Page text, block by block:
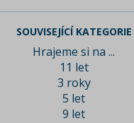
SOUVISEJÍCÍ KATEGORIE
Hrajeme si na ...
11 let
3 roky
5 let
9 let